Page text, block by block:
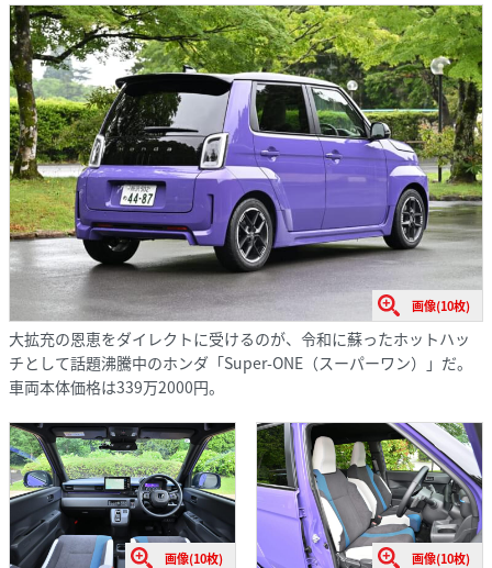
画像(10枚)
大拡充の恩恵をダイレクトに受けるのが、令和に蘇ったホットハッ
チとして話題沸騰中のホンダ「Super-ONE（スーパーワン）」だ。
車両本体価格は339万2000円。
画像(10枚) 画像(10枚)